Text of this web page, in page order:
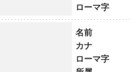
ローマ字
名前
カナ
ローマ字